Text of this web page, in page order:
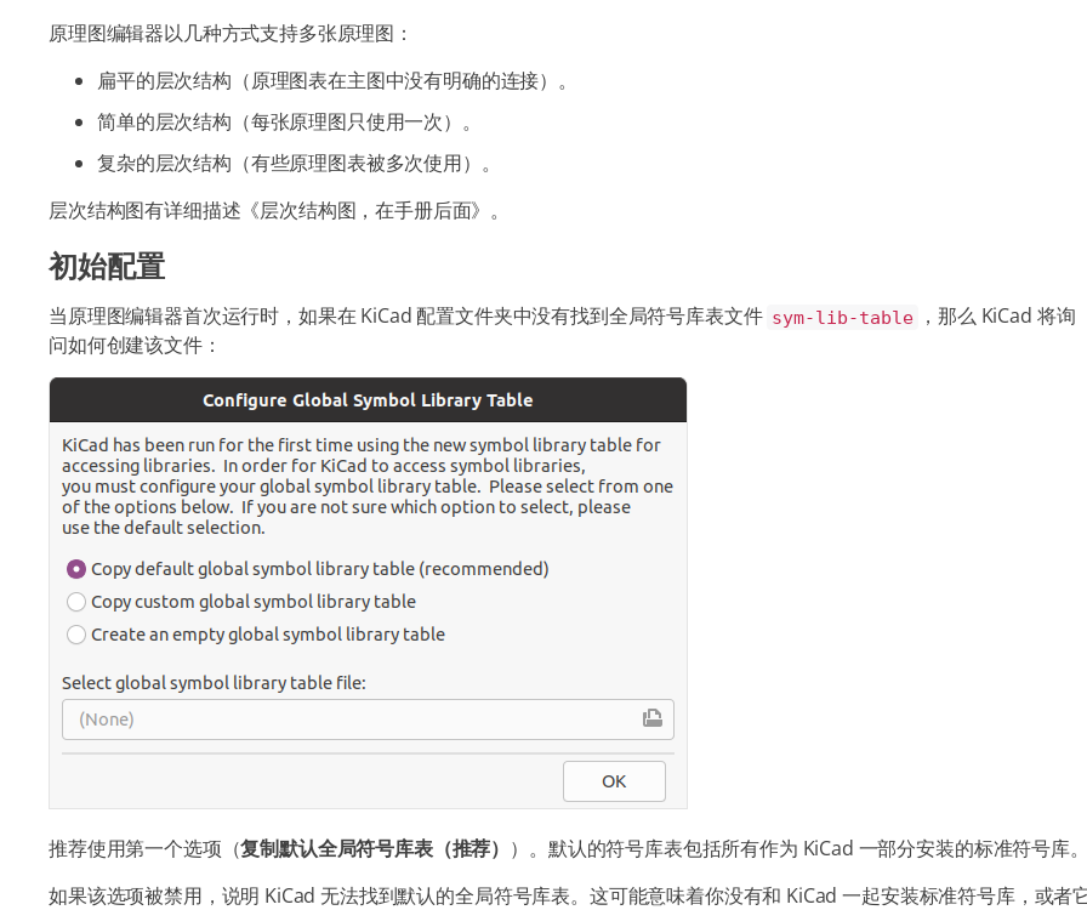
原理图编辑器以几种方式支持多张原理图：
扁平的层次结构（原理图表在主图中没有明确的连接）。
简单的层次结构（每张原理图只使用一次）。
复杂的层次结构（有些原理图表被多次使用）。
层次结构图有详细描述《层次结构图，在手册后面》。
初始配置
当原理图编辑器首次运行时，如果在 KiCad 配置文件夹中没有找到全局符号库表文件 sym-lib-table
，那么 KiCad 将询
问如何创建该文件：
推荐使用第一个选项（复制默认全局符号库表（推荐） ）。默认的符号库表包括所有作为 KiCad 一部分安装的标准符号库
如果该选项被禁用，说明 KiCad 无法找到默认的全局符号库表。这可能意味着你没有和 KiCad 一起安装标准符号库，或者